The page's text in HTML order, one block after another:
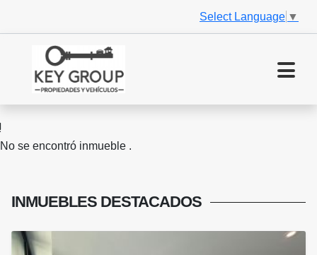
Select Language ▼
No se encontró inmueble .
INMUEBLES DESTACADOS